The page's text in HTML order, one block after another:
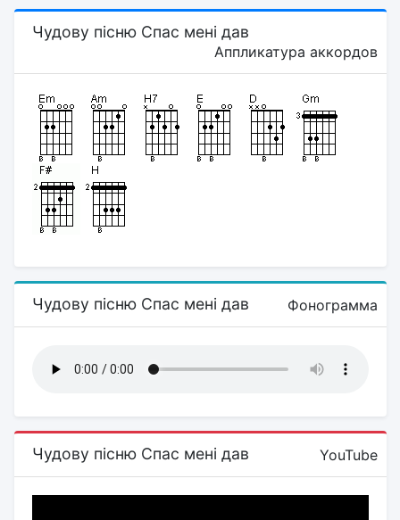
Чудову пісню Спас мені дав
Аппликатура аккордов
Чудову пісню Спас мені дав Фонограмма
Чудову пісню Спас мені дав YouTube